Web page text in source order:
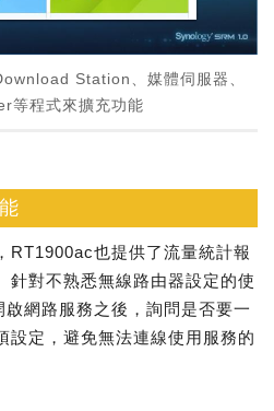
Station、媒體伺服器、
等程式來擴充功能
RT1900ac也提供了流量統計報
針對不熟悉無線路由器設定的使
網路服務之後，詢問是否要一
設定，避免無法連線使用服務的